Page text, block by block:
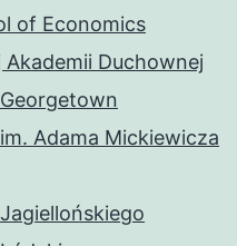
of Economics
Duchownej
Adama Mickiewicza